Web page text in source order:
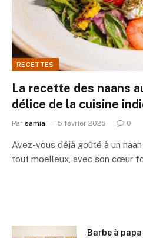
RECETTES
La recette des naans
délice de la cuisine
Par samia 5 février 2025 0
Avez-vous déjà goûté à un
tout moelleux, avec son cœur
Barbe à